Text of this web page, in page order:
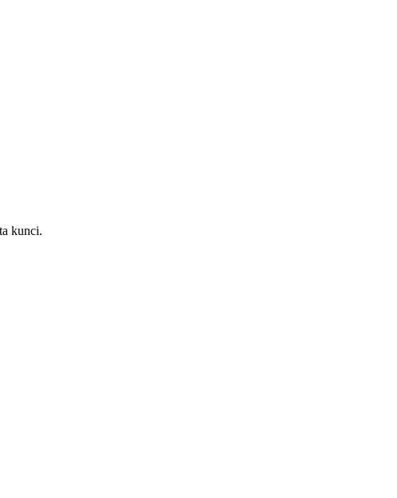
kunci.